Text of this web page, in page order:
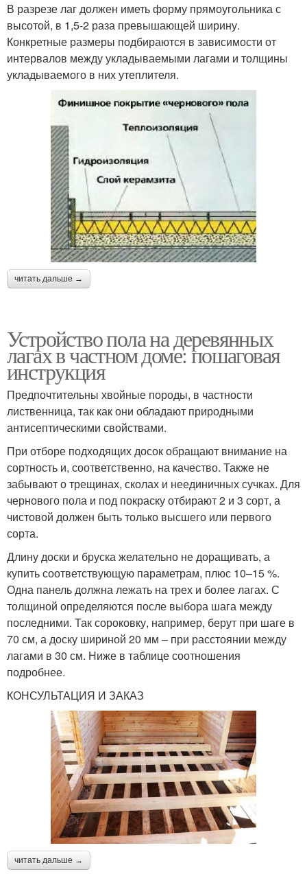
В разрезе лаг должен иметь форму прямоугольника с
высотой, в 1,5-2 раза превышающей ширину.
Конкретные размеры подбираются в зависимости от
интервалов между укладываемыми лагами и толщины
укладываемого в них утеплителя.
читать дальше →
Устройство пола на деревянных
лагах в частном доме: пошаговая
инструкция
Предпочтительны хвойные породы, в частности
лиственница, так как они обладают природными
антисептическими свойствами.
При отборе подходящих досок обращают внимание на
сортность и, соответственно, на качество. Также не
забывают о трещинах, сколах и неединичных сучках. Для
чернового пола и под покраску отбирают 2 и 3 сорт, а
чистовой должен быть только высшего или первого
сорта.
Длину доски и бруска желательно не доращивать, а
купить соответствующую параметрам, плюс 10–15 %.
Одна панель должна лежать на трех и более лагах. С
толщиной определяются после выбора шага между
последними. Так сороковку, например, берут при шаге в
70 см, а доску шириной 20 мм – при расстоянии между
лагами в 30 см. Ниже в таблице соотношения
подробнее.
КОНСУЛЬТАЦИЯ И ЗАКАЗ
читать дальше →